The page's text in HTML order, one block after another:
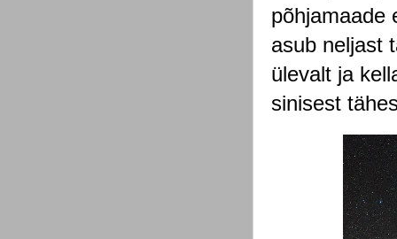
põhjamaade
asub neljast
ülevalt ja
sinisest